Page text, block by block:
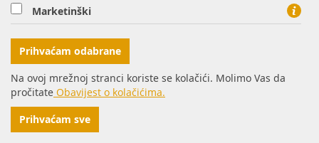
19.07.2022.Planirani radovi na plinskoj mreži - Donji
Miholjac
21.07.2022. Planirani radovi na plinskoj mreži - Petrijevci
18.07.2022. Planirani radovi na plinskoj mreži - Našice
Marketinški
Prihvaćam odabrane
Na ovoj mrežnoj stranci koriste se kolačići. Molimo Vas da
pročitate Obavijest o kolačićima.
Prihvaćam sve